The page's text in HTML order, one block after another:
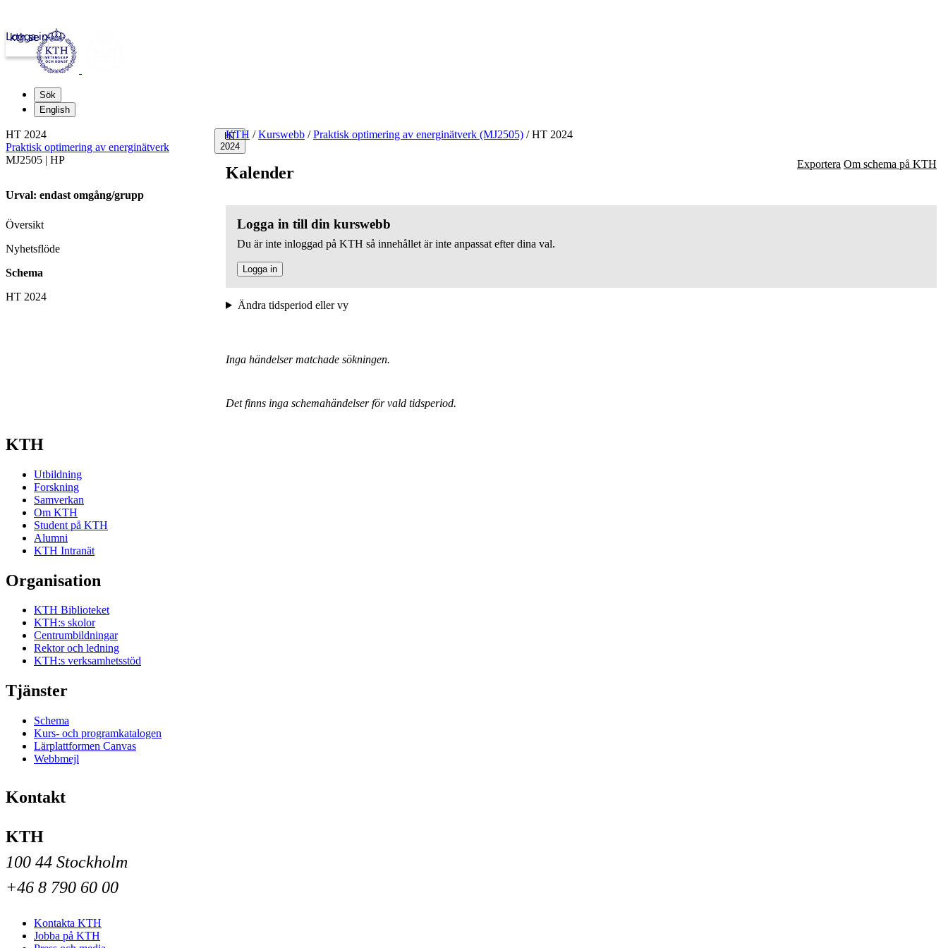
kth.se
Logga in
Sök
English
HT
2024
KTH / Kurswebb / Praktisk optimering av energinätverk (MJ2505) /HT 2024
Kalender Exportera Om schema på KTH
Logga in till din kurswebb
Du är inte inloggad på KTH så innehållet är inte anpassat efter dina val.
Logga in
Ändra tidsperiod eller vy
Inga händelser matchade sökningen.
Det finns inga schemahändelser för vald tidsperiod.
HT 2024
Praktisk optimering av energinätverk
MJ2505 | HP
Urval: endast omgång/grupp
Översikt
Nyhetsflöde
Schema
HT 2024
KTH
Utbildning
Forskning
Samverkan
Om KTH
Student på KTH
Alumni
KTH Intranät
Organisation
KTH Biblioteket
KTH:s skolor
Centrumbildningar
Rektor och ledning
KTH:s verksamhetsstöd
Tjänster
Schema
Kurs- och programkatalogen
Lärplattformen Canvas
Webbmejl
Kontakt
KTH
100 44 Stockholm
+46 8 790 60 00
Kontakta KTH
Jobba på KTH